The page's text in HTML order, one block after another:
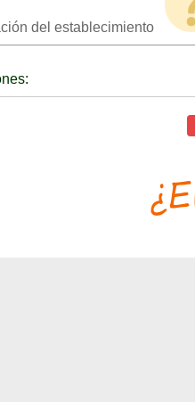
del establecimiento